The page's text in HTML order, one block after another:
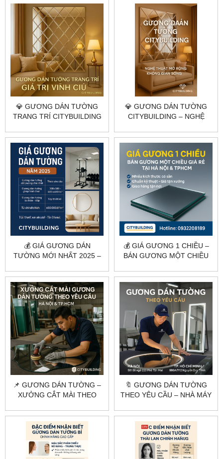
💎 GƯƠNG DÁN TƯỜNG
TRANG TRÍ CITYBUILDING
GIAN SỐNG HIỆN ĐẠI
💎 GƯƠNG DÁN TƯỜNG
CITYBUILDING – NGHỆ
GIAN SỐNG
💰 GIÁ GƯƠNG DÁN
TƯỜNG MỚI NHẤT 2025 –
CITYBUILDING
💰 GIÁ GƯƠNG 1 CHIỀU –
BÁN GƯƠNG MỘT CHIỀU
TPHCM
📌 GƯƠNG DÁN TƯỜNG –
XƯỞNG CẮT MÀI THEO
HCM
🔖 GƯƠNG DÁN TƯỜNG
THEO YÊU CẦU – NHÀ MÁY
TP.HCM